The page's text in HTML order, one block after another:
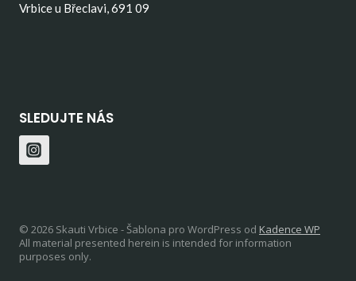
Vrbice u Břeclavi, 691 09
SLEDUJTE NÁS
© 2026 Skauti Vrbice - Šablona pro WordPress od Kadence WP
All material presented herein is intended for information
purposes only.